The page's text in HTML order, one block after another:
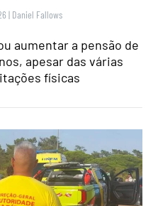
| Daniel Fallows
aumentar a pensão de
apesar das várias
físicas